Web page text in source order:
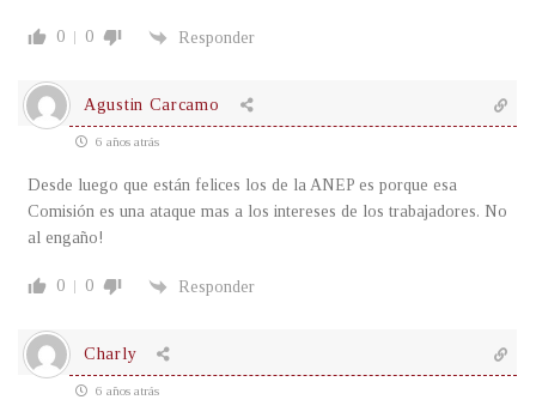
0 0 Responder
Agustin Carcamo
6 años atrás
Desde luego que están felices los de la ANEP es porque esa
Comisión es una ataque mas a los intereses de los trabajadores. No
al engaño!
0 0 Responder
Charly
6 años atrás